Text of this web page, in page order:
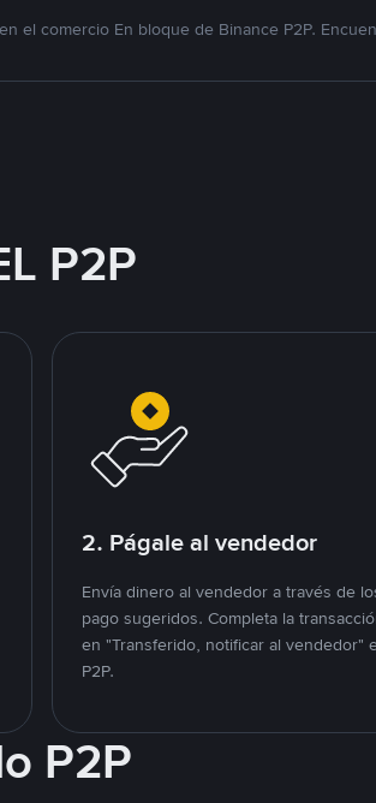
el comercio En bloque de Binance P2P.
P2P
2. Págale al vendedor
Envía dinero al vendedor a través de
pago sugeridos. Completa la
en "Transferido, notificar al vendedor"
P2P.
P2P